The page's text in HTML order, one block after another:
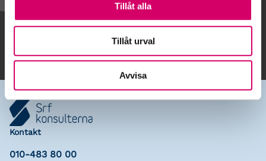
Tillåt alla
Tillåt urval
Avvisa
Lägg till i kalender
Kontakt
010-483 80 00